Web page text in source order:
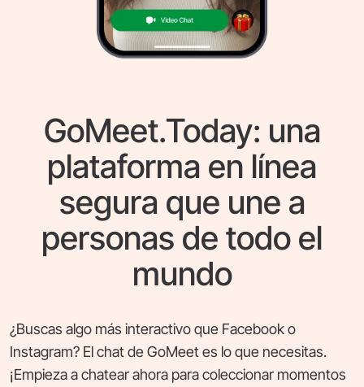
GoMeet.Today: una
plataforma en línea
segura que une a
personas de todo el
mundo
¿Buscas algo más interactivo que Facebook o
Instagram? El chat de GoMeet es lo que necesitas.
¡Empieza a chatear ahora para coleccionar momentos